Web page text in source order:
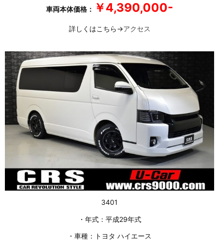
車両本体価格： ￥4,390,000-
詳しくはこちら→アクセス
3401
・年式：平成29年式
・車種：トヨタ ハイエース